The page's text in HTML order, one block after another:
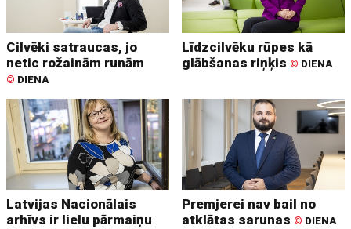
Cilvēki satraucas, jo
netic rožainām runām
© DIENA
Līdzcilvēku rūpes kā
glābšanas riņķis © DIENA
Latvijas Nacionālais
arhīvs ir lielu pārmaiņu
Premjerei nav bail no
atklātas sarunas © DIENA